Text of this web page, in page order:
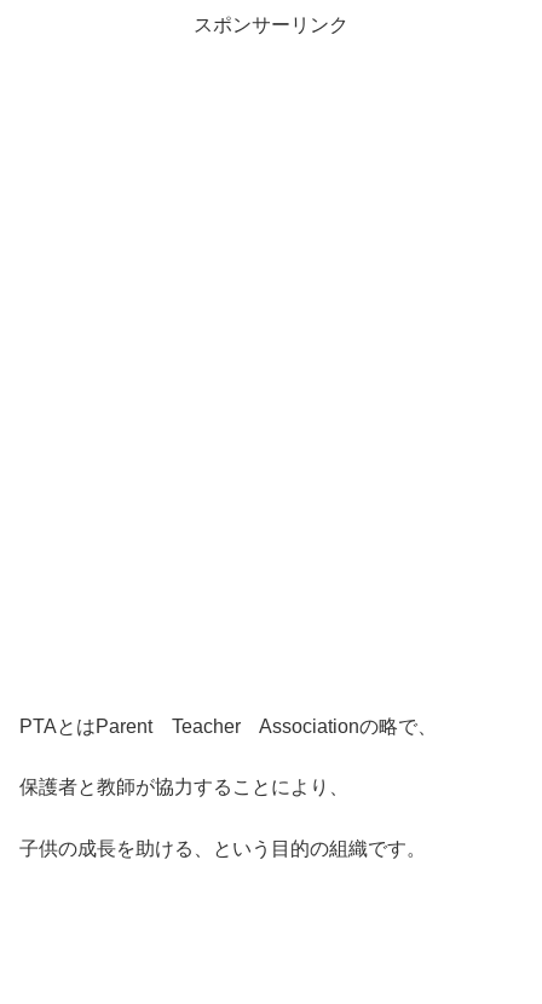
スポンサーリンク
PTAとはParent Teacher Associationの略で、
保護者と教師が協力することにより、
子供の成長を助ける、という目的の組織です。